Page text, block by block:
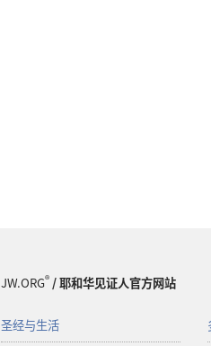
JW.ORG®/ 耶和华见证人官方网站
圣经与生活